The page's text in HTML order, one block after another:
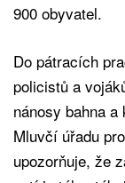
900 obyvatel.
Do pátracích
policistů a
nánosy bahna
Mluvčí úřadu
upozorňuje, že